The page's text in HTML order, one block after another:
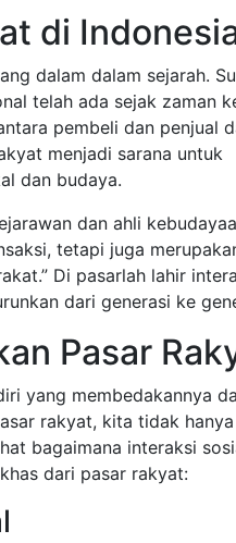
di
dalam dalam sejarah.
telah ada sejak zaman
pembeli dan penjual
menjadi sarana untuk
dan budaya.
dan ahli
tetapi juga
Di pasarlah lahir
dari generasi ke
Pasar
yang membedakannya
rakyat, kita tidak
bagaimana interaksi
dari pasar rakyat: